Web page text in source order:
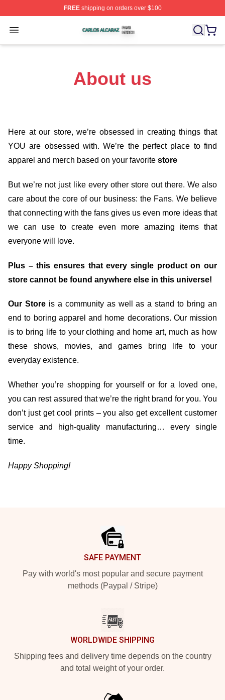
FREEshipping on orders over $100
Open menu
Carlos Alcaraz Shop ⚡️ Officially Licensed Carlos
About us
Here at our store, we’re obsessed in creating things that
YOU are obsessed with. We’re the perfect place to find
apparel and merch based on your favorite store
But we’re not just like every other store out there. We also
care about the core of our business: the Fans. We believe
that connecting with the fans gives us even more ideas that
we can use to create even more amazing items that
everyone will love.
Plus – this ensures that every single product on our
store cannot be found anywhere else in this universe!
Our Storeis a community as well as a stand to bring an
end to boring apparel and home decorations. Our mission
is to bring life to your clothing and home art, much as how
these shows, movies, and games bring life to your
everyday existence.
Whether you’re shopping for yourself or for a loved one,
you can rest assured that we’re the right brand for you. You
don’t just get cool prints – you also get excellent customer
service and high-quality manufacturing… every single
time.
Happy Shopping!
SAFE PAYMENT
Pay with world's most popular and secure payment
methods (Paypal / Stripe)
WORLDWIDE SHIPPING
Shipping fees and delivery time depends on the country
and total weight of your order.